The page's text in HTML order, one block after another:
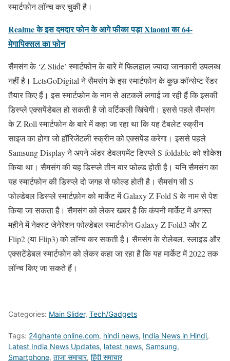
स्मार्टफोन लॉन्च कर चुकी है।
Realme के इस दमदार फोन के आगे फीका पड़ा Xiaomi का 64-
मेगापिक्सल का फोन
सैमसंग के ‘Z Slide’ स्मार्टफोन के बारे में फिलहाल ज्यादा जानकारी उपलब्ध
नहीं है। LetsGoDigital ने सैमसंग के इस स्मार्टफोन के कुछ कॉन्सेप्ट रेंडर
तैयार किए हैं। इस स्मार्टफोन के नाम से अटकलें लगाई जा रही हैं कि इसकी
डिस्प्ले एक्सपेंडेबल हो सकती है जो वर्टिकली खिंचेगी। इससे पहले सैमसंग
के Z Roll स्मार्टफोन के बारे में कहा जा रहा था कि यह टैबलेट स्क्रीन
साइज का होगा जो हॉरिजेंटली स्क्रीन को एक्सपेंड करेगा। इससे पहले
Samsung Display ने अपने अंडर डेवलपमेंट डिस्प्ले S-foldable को शोकेश
किया था। सैमसंग की यह डिस्प्ले तीन बार फोल्ड होती है। यनि सैमसंग का
यह स्मार्टफोन की डिस्प्ले दो जगह से फोल्ड होती है। सैमसंग सी S
फोल्डेबल डिस्प्ले स्मार्टफ़ोन को मार्केट में Galaxy Z Fold S के नाम से पेश
किया जा सकता है। सैमसंग को लेकर खबर है कि कंपनी मार्केट में अगस्त
महीने में नेक्स्ट जेनेरेशन फोल्डेबल स्मार्टफोन Galaxy Z Fold3 और Z
Flip2 (या Flip3) को लॉन्च कर सकती है। सैमसंग के रोलेबल, स्लाइड और
एक्सटेंडेबल स्मार्टफोन को लेकर कहा जा रहा है कि यह मार्केट में 2022 तक
लॉन्च किए जा सकते हैं।
Categories: Main Slider, Tech/Gadgets
Tags: 24ghante online.com, hindi news, India News in Hindi,
Latest India News Updates, latest news, Samsung,
Smartphone, ताजा समाचार, हिंदी समाचार